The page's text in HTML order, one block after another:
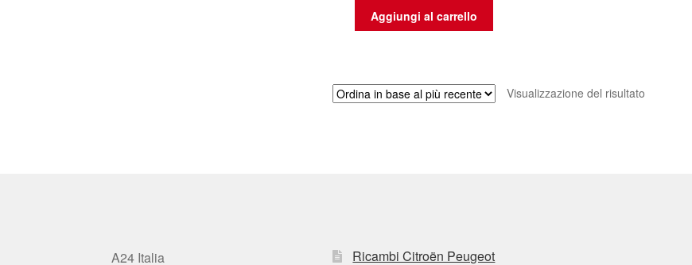
Aggiungi al carrello
Visualizzazione del risultato
A24 Italia
Ricambi Citroën Peugeot